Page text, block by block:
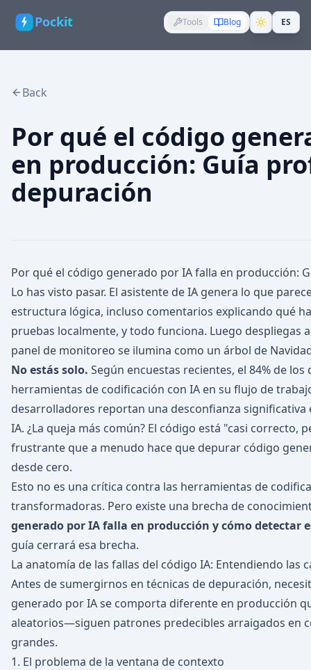
Pockit Tools Blog ES
Back
Por qué el código
en producción: Guía
depuración
Por qué el código generado por IA falla en producción:
Lo has visto pasar. El asistente de IA genera lo que
estructura lógica, incluso comentarios explicando qué
pruebas localmente, y todo funciona. Luego despliegas
panel de monitoreo se ilumina como un árbol de
No estás solo. Según encuestas recientes, el 84% de
herramientas de codificación con IA en su flujo de
desarrolladores reportan una desconfianza
IA. ¿La queja más común? El código está "casi
frustrante que a menudo hace que depurar código
desde cero.
Esto no es una crítica contra las herramientas de
transformadoras. Pero existe una brecha de
generado por IA falla en producción y cómo detectar
guía cerrará esa brecha.
La anatomía de las fallas del código IA: Entendiendo las
Antes de sumergirnos en técnicas de depuración,
generado por IA se comporta diferente en producción
aleatorios—siguen patrones predecibles arraigados en
grandes.
1. El problema de la ventana de contexto